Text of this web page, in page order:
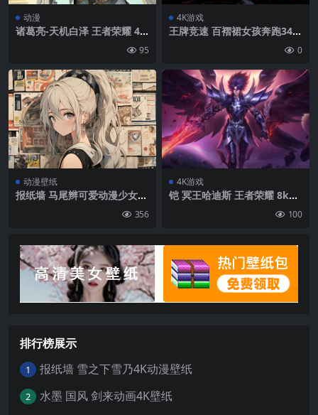
动漫
诸葛亮-天机白泽 王者荣耀 4k
95
4K游戏
王牌竞速 百褶裙女孩奔跑344
0
动漫壁纸
报纸墙 马尾辫可爱动漫少女4
356
4K游戏
铠 冥王哈迪斯 王者荣耀 8k游
100
排行榜展示
1 报纸墙 雪之下雪乃4K动漫壁纸
2 水墨 国风 剑来动画4K壁纸